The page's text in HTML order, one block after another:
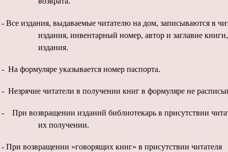
- Все издания, выдаваемые читателю на дом, записываются в
издания, инвентарный номер, автор и заглавие
издания.
- На формуляре указывается номер паспорта.
- Незрячие читатели в получении книг в формуляре не
- При возвращении изданий библиотекарь в присутствии
их получении.
- При возвращении «говорящих книг» в присутствии читателя